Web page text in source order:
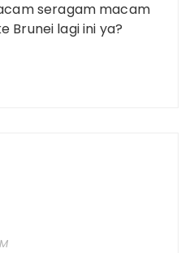
seragam macam
Brunei lagi ini ya?